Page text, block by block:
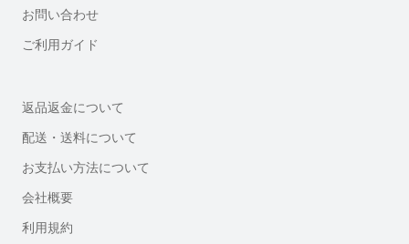
お問い合わせ
ご利用ガイド
返品返金について
配送・送料について
お支払い方法について
会社概要
利用規約